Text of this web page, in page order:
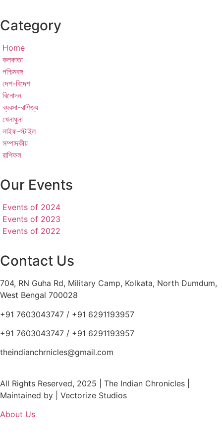
Category
Home
কলকাতা
পশ্চিমবঙ্গ
দেশ-বিদেশ
বিনোদন
ব্যবসা-বাণিজ্য
খেলাধুলা
লাইফ-স্টাইল
সম্পাদকীয়
রাশিফল
Our Events
Events of 2024
Events of 2023
Events of 2022
Contact Us
704, RN Guha Rd, Military Camp, Kolkata, North Dumdum,
West Bengal 700028
+91 7603043747 / +91 6291193957
+91 7603043747 / +91 6291193957
theindianchrnicles@gmail.com
All Rights Reserved, 2025 | The Indian Chronicles |
Maintained by | Vectorize Studios
About Us